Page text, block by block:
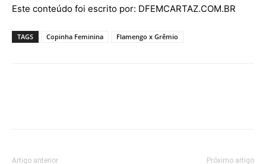
Este conteúdo foi escrito por: DFEMCARTAZ.COM.BR
TAGS Copinha Feminina Flamengo x Grêmio
Artigo anterior Próximo artigo